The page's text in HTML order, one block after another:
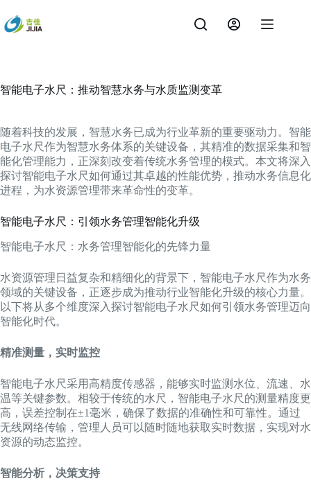
过
内
智能电子水尺：推动智慧水务与水质监测变革
随着科技的发展，智慧水务已成为行业革新的重要驱动力。智能
电子水尺作为智慧水务体系的关键设备，其精准的数据采集和智
能化管理能力，正深刻改变着传统水务管理的模式。本文将深入
探讨智能电子水尺如何通过其卓越的性能优势，推动水务信息化
进程，为水资源管理带来革命性的变革。
智能电子水尺：引领水务管理智能化升级
智能电子水尺：水务管理智能化的先锋力量
水资源管理日益复杂和精细化的背景下，智能电子水尺作为水务
领域的关键设备，正逐步成为推动行业智能化升级的核心力量。
以下将从多个维度深入探讨智能电子水尺如何引领水务管理迈向
智能化时代。
精准测量，实时监控
智能电子水尺采用高精度传感器，能够实时监测水位、流速、水
温等关键参数。相较于传统的水尺，智能电子水尺的测量精度更
高，误差控制在±1毫米，确保了数据的准确性和可靠性。通过
无线网络传输，管理人员可以随时随地获取实时数据，实现对水
资源的动态监控。
智能分析，决策支持